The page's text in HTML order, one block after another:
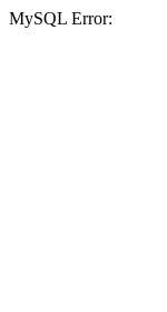
MySQL Error: